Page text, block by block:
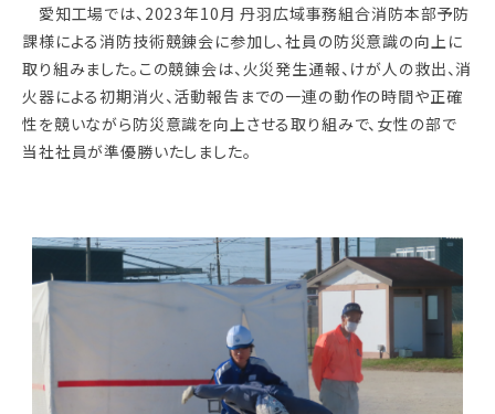
愛知工場では、2023年10月 丹羽広域事務組合消防本部予防
課様による消防技術競錬会に参加し、社員の防災意識の向上に
取り組みました。この競錬会は、火災発生通報、けが人の救出、消
火器による初期消火、活動報告までの一連の動作の時間や正確
性を競いながら防災意識を向上させる取り組みで、女性の部で
当社社員が準優勝いたしました。